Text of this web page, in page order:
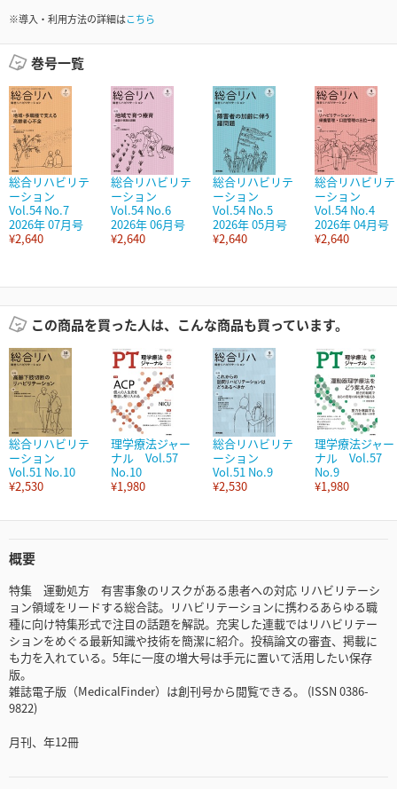
※導入・利用方法の詳細はこちら
巻号一覧
総合リハビリテ
ーション
Vol.54 No.7
2026年 07月号
¥2,640
総合リハビリテ
ーション
Vol.54 No.6
2026年 06月号
¥2,640
総合リハビリテ
ーション
Vol.54 No.5
2026年 05月号
¥2,640
総合リハビリテ
ーション
Vol.54 No.4
2026年 04月号
¥2,640
この商品を買った人は、こんな商品も買っています。
総合リハビリテ
ーション
Vol.51 No.10
¥2,530
理学療法ジャー
ナル Vol.57
No.10
¥1,980
総合リハビリテ
ーション
Vol.51 No.9
¥2,530
理学療法ジャー
ナル Vol.57
No.9
¥1,980
概要
特集 運動処方 有害事象のリスクがある患者への対応 リハビリテーシ
ョン領域をリードする総合誌。リハビリテーションに携わるあらゆる職
種に向け特集形式で注目の話題を解説。充実した連載ではリハビリテー
ションをめぐる最新知識や技術を簡潔に紹介。投稿論文の審査、掲載に
も力を入れている。5年に一度の増大号は手元に置いて活用したい保存
版。
雑誌電子版（MedicalFinder）は創刊号から閲覧できる。 (ISSN 0386-
9822)
月刊、年12冊